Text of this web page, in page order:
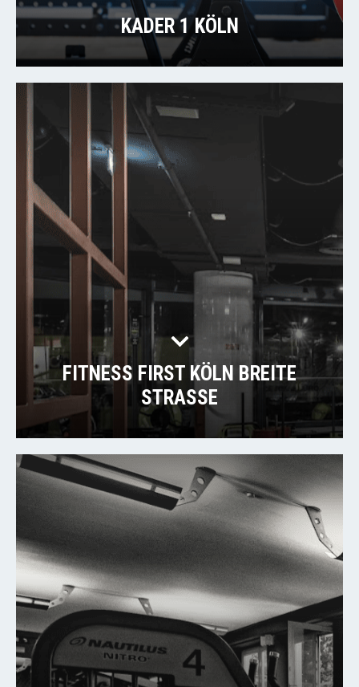
KADER 1 KÖLN
FITNESS FIRST KÖLN BREITE
STRASSE